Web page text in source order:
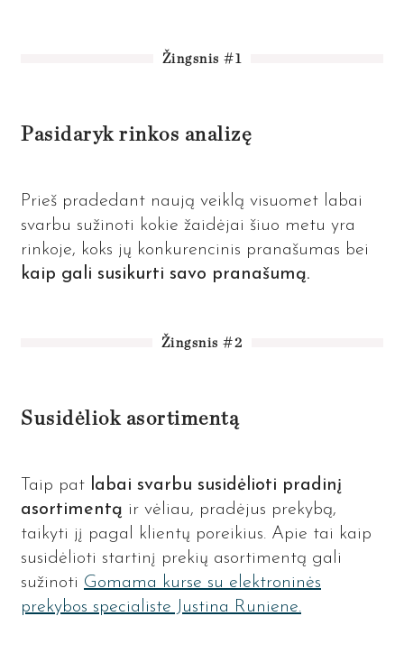
Žingsnis #1
Pasidaryk rinkos analizę
Prieš pradedant naują veiklą visuomet labai
svarbu sužinoti kokie žaidėjai šiuo metu yra
rinkoje, koks jų konkurencinis pranašumas bei
kaip gali susikurti savo pranašumą.
Žingsnis #2
Susidėliok asortimentą
Taip pat labai svarbu susidėlioti pradinį
asortimentą ir vėliau, pradėjus prekybą,
taikyti jį pagal klientų poreikius. Apie tai kaip
susidėlioti startinį prekių asortimentą gali
sužinoti Gomama kurse su elektroninės
prekybos specialiste Justina Runiene.